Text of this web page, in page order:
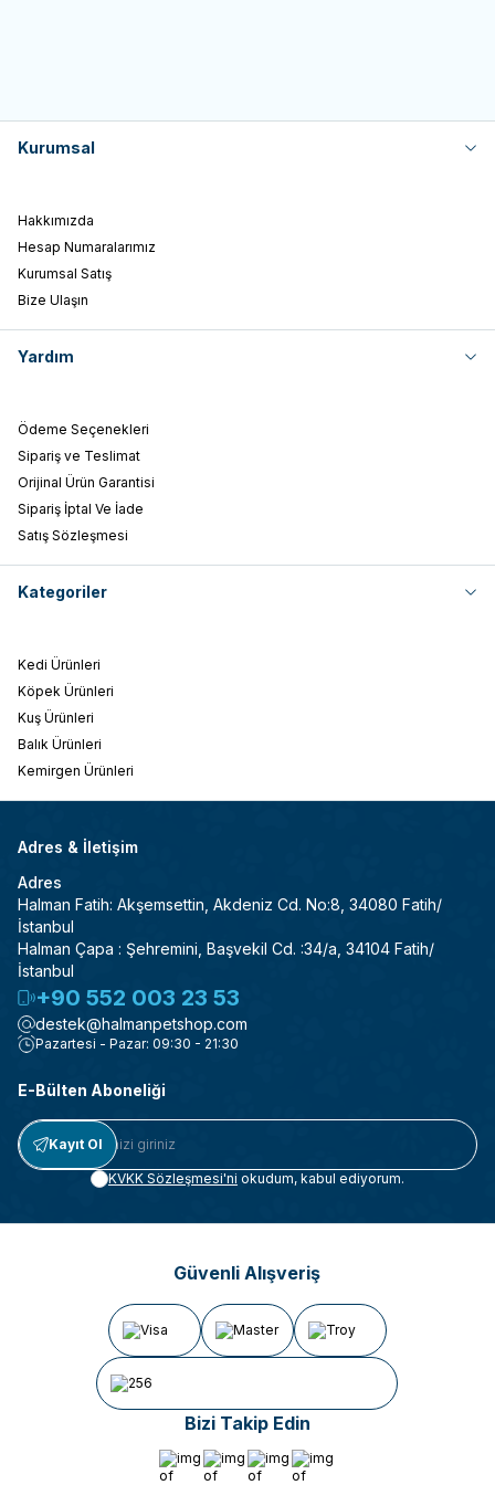
Kurumsal
Hakkımızda
Hesap Numaralarımız
Kurumsal Satış
Bize Ulaşın
Yardım
Ödeme Seçenekleri
Sipariş ve Teslimat
Orijinal Ürün Garantisi
Sipariş İptal Ve İade
Satış Sözleşmesi
Kategoriler
Kedi Ürünleri
Köpek Ürünleri
Kuş Ürünleri
Balık Ürünleri
Kemirgen Ürünleri
Adres & İletişim
Adres
Halman Fatih: Akşemsettin, Akdeniz Cd. No:8, 34080 Fatih/
İstanbul
Halman Çapa : Şehremini, Başvekil Cd. :34/a, 34104 Fatih/
İstanbul
+90 552 003 23 53
destek@halmanpetshop.com
Pazartesi - Pazar: 09:30 - 21:30
E-Bülten Aboneliği
Kayıt Ol
KVKK Sözleşmesi'ni okudum, kabul ediyorum.
Güvenli Alışveriş
Bizi Takip Edin